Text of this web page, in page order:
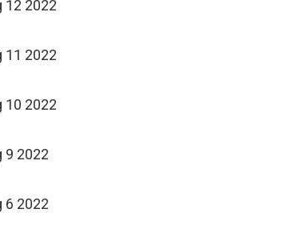
12 2022
11 2022
10 2022
9 2022
6 2022